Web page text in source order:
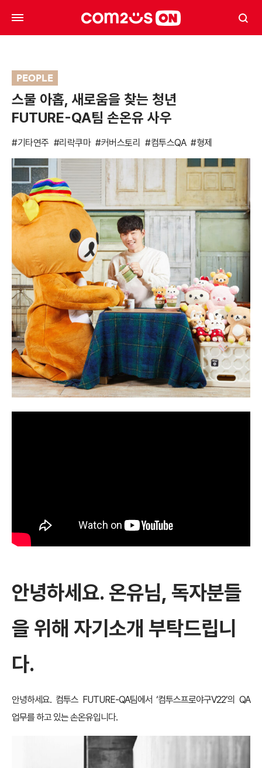
PEOPLE
스물 아홉, 새로움을 찾는 청년
FUTURE-QA팀 손온유 사우
#기타연주 #리락쿠마 #커버스토리 #컴투스QA #형제
안녕하세요. 온유님, 독자분들
을 위해 자기소개 부탁드립니
다.
안녕하세요. 컴투스 FUTURE-QA팀에서 ‘컴투스프로야구V22’의 QA
업무를 하고 있는 손온유입니다.